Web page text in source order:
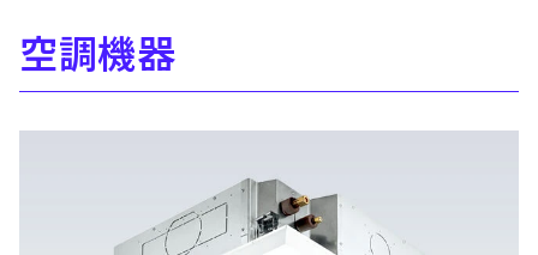
空調機器